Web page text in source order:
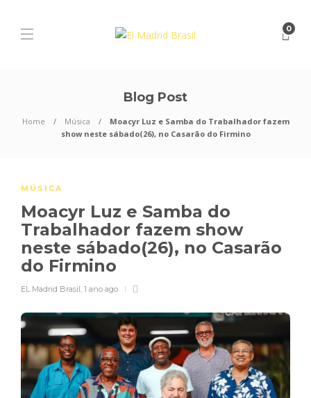
0
Blog Post
Home Música
Moacyr Luz e Samba do Trabalhador fazem
show neste sábado(26), no Casarão do Firmino
MÚSICA
Moacyr Luz e Samba do
Trabalhador fazem show
neste sábado(26), no Casarão
do Firmino
EL Madrid Brasil, 1 ano ago